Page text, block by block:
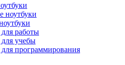
ноутбуки
работы
учебы
программирования